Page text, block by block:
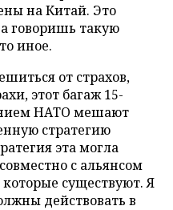
на Китай. Это
говоришь такую
иное.
от страхов,
этот багаж 15-
НАТО мешают
стратегию
эта могла
с альянсом
которые существуют. Я
действовать в